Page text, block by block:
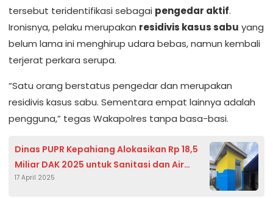
tersebut teridentifikasi sebagai pengedar aktif.
Ironisnya, pelaku merupakan residivis kasus sabu yang
belum lama ini menghirup udara bebas, namun kembali
terjerat perkara serupa.
“Satu orang berstatus pengedar dan merupakan
residivis kasus sabu. Sementara empat lainnya adalah
pengguna,” tegas Wakapolres tanpa basa-basi.
Dinas PUPR Kepahiang Alokasikan Rp 18,5
Miliar DAK 2025 untuk Sanitasi dan Air
Bersih
17 April 2025